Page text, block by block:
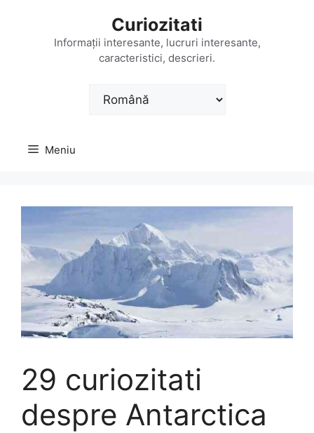
Curiozitati
Informații interesante, lucruri interesante,
caracteristici, descrieri.
Alege
Meniu
29 curiozitati
despre Antarctica